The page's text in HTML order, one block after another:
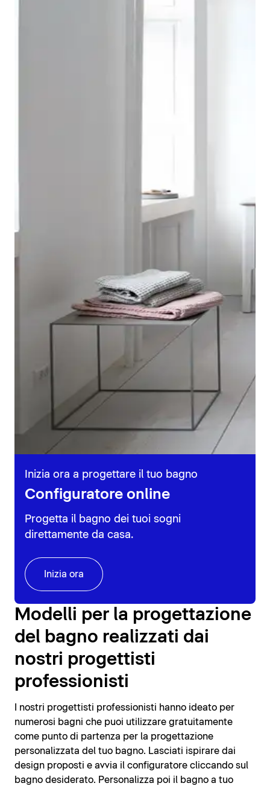
Inizia ora a progettare il tuo bagno
Configuratore online
Progetta il bagno dei tuoi sogni
direttamente da casa.
Inizia ora
Modelli per la progettazione
del bagno realizzati dai
nostri progettisti
professionisti
I nostri progettisti professionisti hanno ideato per
numerosi bagni che puoi utilizzare gratuitamente
come punto di partenza per la progettazione
personalizzata del tuo bagno. Lasciati ispirare dai
design proposti e avvia il configuratore cliccando sul
bagno desiderato. Personalizza poi il bagno a tuo